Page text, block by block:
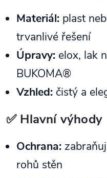
Materiál: plast
trvanlivé řešení
Úpravy: elox, lak
BUKOMA®
Vzhled: čistý a
✅ Hlavní výhody
Ochrana:
rohů stěn